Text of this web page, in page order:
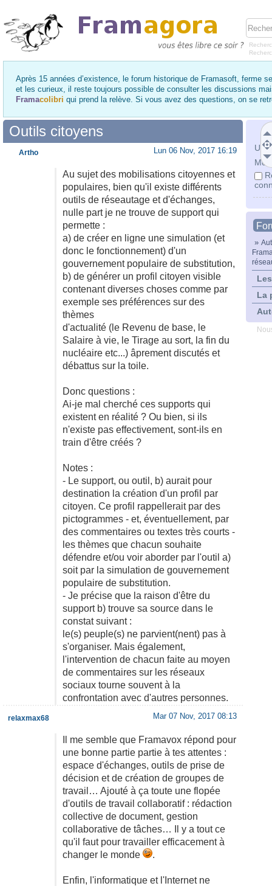
Après 15 années d’existence, le forum historique de Framasoft, ferme
et les curieux, il reste toujours possible de consulter les discussions
Framacolibri qui prend la relève. Si vous avez des questions, on se
Mot
»
La
Outils citoyens
Lun 06 Nov, 2017 16:19
Au sujet des mobilisations citoyennes et
populaires, bien qu'il existe différents
outils de réseautage et d'échanges,
nulle part je ne trouve de support qui
permette :
a) de créer en ligne une simulation (et
donc le fonctionnement) d'un
gouvernement populaire de substitution,
b) de générer un profil citoyen visible
contenant diverses choses comme par
exemple ses préférences sur des
thèmes
d'actualité (le Revenu de base, le
Salaire à vie, le Tirage au sort, la fin du
nucléaire etc...) âprement discutés et
débattus sur la toile.
Donc questions :
Ai-je mal cherché ces supports qui
existent en réalité ? Ou bien, si ils
n'existe pas effectivement, sont-ils en
train d'être créés ?
Notes :
- Le support, ou outil, b) aurait pour
destination la création d'un profil par
citoyen. Ce profil rappellerait par des
pictogrammes - et, éventuellement, par
des commentaires ou textes très courts -
les thèmes que chacun souhaite
défendre et/ou voir aborder par l'outil a)
soit par la simulation de gouvernement
populaire de substitution.
- Je précise que la raison d'être du
support b) trouve sa source dans le
constat suivant :
le(s) peuple(s) ne parvient(nent) pas à
s'organiser. Mais également,
l'intervention de chacun faite au moyen
de commentaires sur les réseaux
sociaux tourne souvent à la
confrontation avec d'autres personnes.
Artho
Mar 07 Nov, 2017 08:13
Il me semble que Framavox répond pour
une bonne partie partie à tes attentes :
espace d'échanges, outils de prise de
décision et de création de groupes de
travail… Ajouté à ça toute une flopée
d'outils de travail collaboratif : rédaction
collective de document, gestion
collaborative de tâches… Il y a tout ce
qu'il faut pour travailler efficacement à
changer le monde
.
Enfin, l'informatique et l'Internet ne
relaxmax68